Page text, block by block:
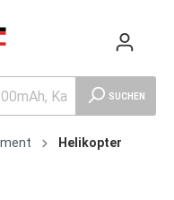
SUCHEN
Helikopter